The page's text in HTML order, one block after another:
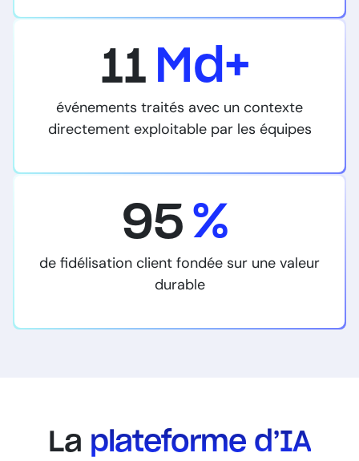
11 Md+
événements traités avec un contexte
directement exploitable par les équipes
95 %
de fidélisation client fondée sur une valeur
durable
La plateforme d’IA